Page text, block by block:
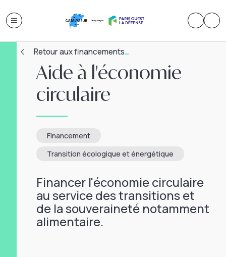
Retour aux financements
Aide à l'économie
circulaire
Financement
Transition écologique et énergétique
Financer l'économie circulaire
au service des transitions et
de la souveraineté notamment
alimentaire.